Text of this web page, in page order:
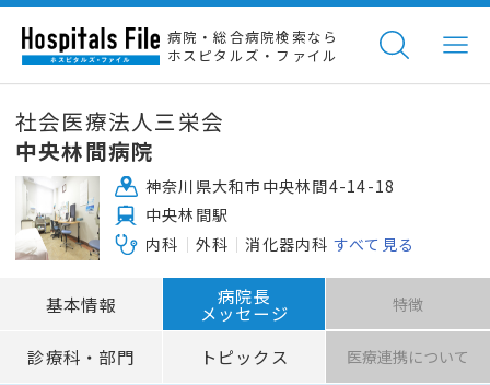
病院・総合病院検索なら
ホスピタルズ・ファイル
社会医療法人三栄会
中央林間病院
神奈川県大和市中央林間4-14-18
中央林間駅
内科
外科 消化器内科 すべて見る
基本情報 病院長
メッセージ 特徴
診療科・部門 トピックス 医療連携について